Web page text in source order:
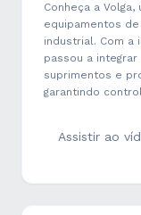
Conheça a
equipamentos
industrial. Com a
passou a
suprimentos e
garantindo
Assistir ao